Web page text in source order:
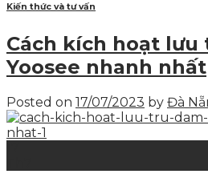
Kiến thức và tư vấn
Cách kích hoạt lưu
Yoosee nhanh nhất
Posted on 17/07/2023 by Đà